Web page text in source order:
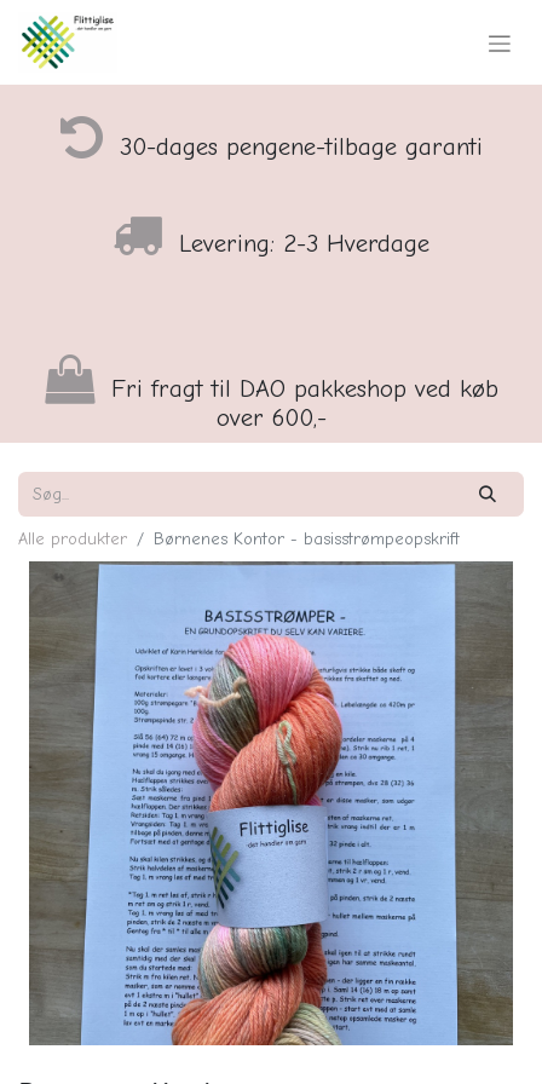
30-dages pengene-tilbage garanti
Levering: 2-3 Hverdage
Fri fragt til DAO pakkeshop ved køb
over 600,-
Alle produkter Børnenes Kontor - basisstrømpeopskrift